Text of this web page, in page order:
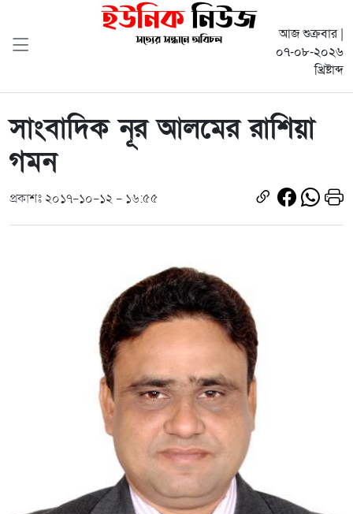
আজ শুক্রবার |
০৭-০৮-২০২৬
খ্রিষ্টাব্দ
সাংবাদিক নূর আলমের রাশিয়া
গমন
প্রকাশঃ ২০১৭-১০-১২ - ১৬:৫৫